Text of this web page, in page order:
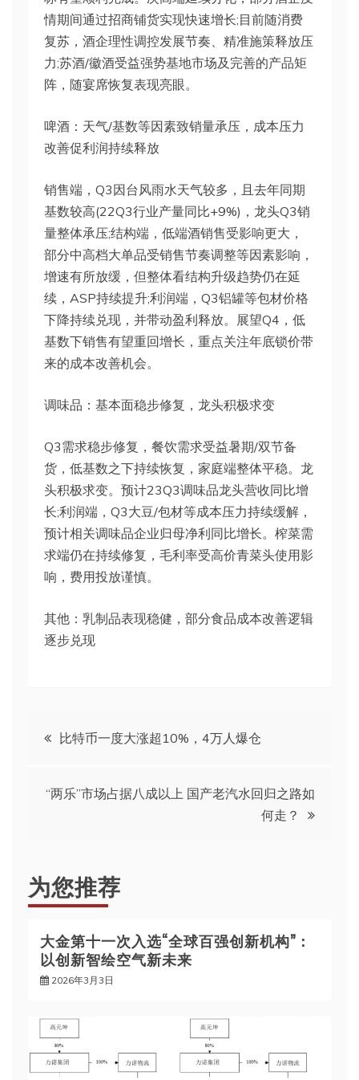
情期间通过招商铺货实现快速增长;目前随消费
复苏，酒企理性调控发展节奏、精准施策释放压
力;苏酒/徽酒受益强势基地市场及完善的产品矩
阵，随宴席恢复表现亮眼。
啤酒：天气/基数等因素致销量承压，成本压力
改善促利润持续释放
销售端，Q3因台风雨水天气较多，且去年同期
基数较高(22Q3行业产量同比+9%)，龙头Q3销
量整体承压;结构端，低端酒销售受影响更大，
部分中高档大单品受销售节奏调整等因素影响，
增速有所放缓，但整体看结构升级趋势仍在延
续，ASP持续提升;利润端，Q3铝罐等包材价格
下降持续兑现，并带动盈利释放。展望Q4，低
基数下销售有望重回增长，重点关注年底锁价带
来的成本改善机会。
调味品：基本面稳步修复，龙头积极求变
Q3需求稳步修复，餐饮需求受益暑期/双节备
货，低基数之下持续恢复，家庭端整体平稳。龙
头积极求变。预计23Q3调味品龙头营收同比增
长;利润端，Q3大豆/包材等成本压力持续缓解，
预计相关调味品企业归母净利同比增长。榨菜需
求端仍在持续修复，毛利率受高价青菜头使用影
响，费用投放谨慎。
其他：乳制品表现稳健，部分食品成本改善逻辑
逐步兑现
文 比特币一度大涨超10%，4万人爆仓
“两乐”市场占据八成以上 国产老汽水回归之路如
何走？
为您推荐
大金第十一次入选“全球百强创新机构”：
以创新智绘空气新未来
2026年3月3日